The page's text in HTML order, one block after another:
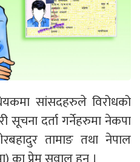
सांसदहरुले विरोधको
सूचना दर्ता गर्नेहरुमा नेकपा
तामाङ तथा नेपाल